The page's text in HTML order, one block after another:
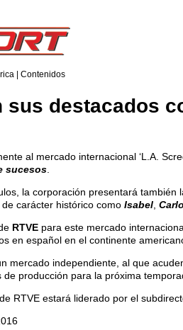
| Contenidos
sus destacados
al mercado internacional ‘L.A.
sucesos
la corporación presentará también
carácter histórico como Isabel
RTVE para este mercado
en español en el continente
mercado independiente, al que
de producción para la próxima
RTVE estará liderado por el